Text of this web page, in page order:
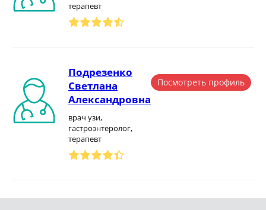
терапевт
Подрезенко
Светлана
Александровна
врач узи,
гастроэнтеролог,
терапевт
Посмотреть профиль